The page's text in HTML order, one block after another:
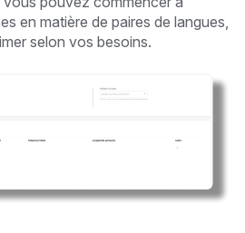
en matière de paires de langues,
selon vos besoins.